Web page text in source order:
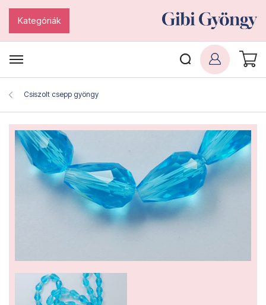
Kategóriák
Csiszolt csepp gyöngy